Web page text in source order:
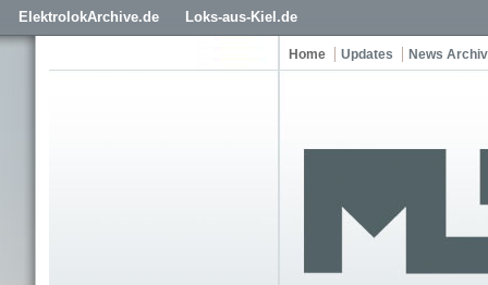
ElektrolokArchive.de Loks-aus-Kiel.de
Home Updates News Archiv